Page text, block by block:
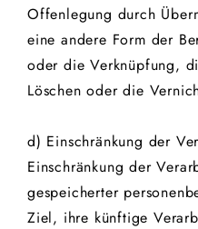
Offenlegung durch
eine andere Form der
oder die Verknüpfung,
Löschen oder die
d) Einschränkung der
Einschränkung der
gespeicherter
Ziel, ihre künftige